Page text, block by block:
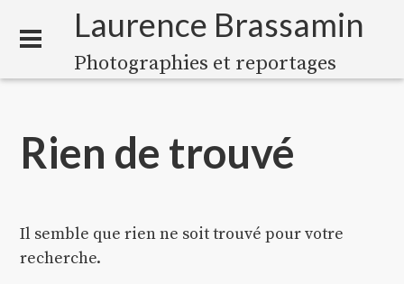
Laurence Brassamin
Photographies et reportages
Rien de trouvé
Il semble que rien ne soit trouvé pour votre
recherche.